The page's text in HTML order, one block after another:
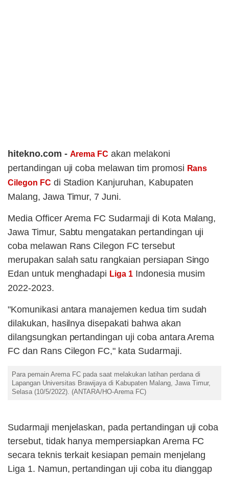
hitekno.com - Arema FC akan melakoni
pertandingan uji coba melawan tim promosi Rans
Cilegon FC di Stadion Kanjuruhan, Kabupaten
Malang, Jawa Timur, 7 Juni.
Media Officer Arema FC Sudarmaji di Kota Malang,
Jawa Timur, Sabtu mengatakan pertandingan uji
coba melawan Rans Cilegon FC tersebut
merupakan salah satu rangkaian persiapan Singo
Edan untuk menghadapi Liga 1 Indonesia musim
2022-2023.
"Komunikasi antara manajemen kedua tim sudah
dilakukan, hasilnya disepakati bahwa akan
dilangsungkan pertandingan uji coba antara Arema
FC dan Rans Cilegon FC," kata Sudarmaji.
Para pemain Arema FC pada saat melakukan latihan perdana di
Lapangan Universitas Brawijaya di Kabupaten Malang, Jawa Timur,
Selasa (10/5/2022). (ANTARA/HO-Arema FC)
Sudarmaji menjelaskan, pada pertandingan uji coba
tersebut, tidak hanya mempersiapkan Arema FC
secara teknis terkait kesiapan pemain menjelang
Liga 1. Namun, pertandingan uji coba itu dianggap